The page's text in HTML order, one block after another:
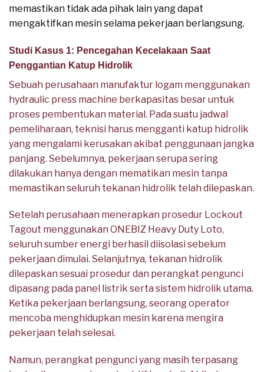
memastikan tidak ada pihak lain yang dapat
mengaktifkan mesin selama pekerjaan berlangsung.
Studi Kasus 1: Pencegahan Kecelakaan Saat
Penggantian Katup Hidrolik
Sebuah perusahaan manufaktur logam menggunakan
hydraulic press machine berkapasitas besar untuk
proses pembentukan material. Pada suatu jadwal
pemeliharaan, teknisi harus mengganti katup hidrolik
yang mengalami kerusakan akibat penggunaan jangka
panjang. Sebelumnya, pekerjaan serupa sering
dilakukan hanya dengan mematikan mesin tanpa
memastikan seluruh tekanan hidrolik telah dilepaskan.
Setelah perusahaan menerapkan prosedur Lockout
Tagout menggunakan ONEBIZ Heavy Duty Loto,
seluruh sumber energi berhasil diisolasi sebelum
pekerjaan dimulai. Selanjutnya, tekanan hidrolik
dilepaskan sesuai prosedur dan perangkat pengunci
dipasang pada panel listrik serta sistem hidrolik utama.
Ketika pekerjaan berlangsung, seorang operator
mencoba menghidupkan mesin karena mengira
pekerjaan telah selesai.
Namun, perangkat pengunci yang masih terpasang